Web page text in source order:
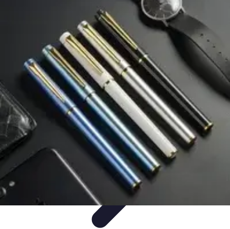
Porady zakupowe PromocjeTrendy i
Zakupy Na Topie